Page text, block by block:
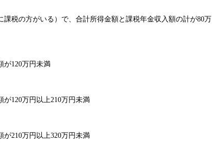
税の方がいる）で、合計所得金額と課税年金収入額の計が80万
が120万円未満
120万円以上210万円未満
210万円以上320万円未満